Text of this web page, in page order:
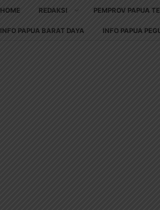
HOME REDAKSI PEMPROV PAPUA
INFO PAPUA BARAT DAYA INFO PAPUA